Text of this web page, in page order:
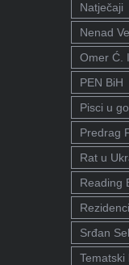
Natječaji
Nenad
Omer Ć.
PEN BiH
Pisci u
Predrag
Rat u
Reading
Srđan
Tematski